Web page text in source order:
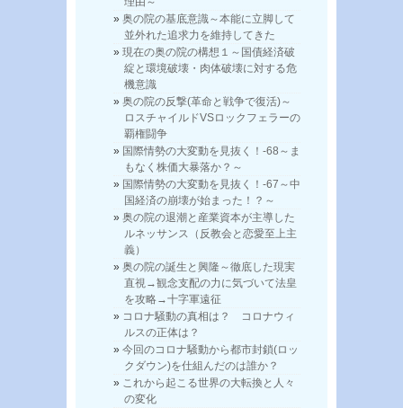
奥の院の基底意識～本能に立脚して
並外れた追求力を維持してきた
現在の奥の院の構想１～国債経済破
綻と環境破壊・肉体破壊に対する危
機意識
奥の院の反撃(革命と戦争で復活)～
ロスチャイルドVSロックフェラーの
覇権闘争
国際情勢の大変動を見抜く！-68～ま
もなく株価大暴落か？～
国際情勢の大変動を見抜く！-67～中
国経済の崩壊が始まった！？～
奥の院の退潮と産業資本が主導した
ルネッサンス（反教会と恋愛至上主
義）
奥の院の誕生と興隆～徹底した現実
直視→観念支配の力に気づいて法皇
を攻略→十字軍遠征
コロナ騒動の真相は？ コロナウィ
ルスの正体は？
今回のコロナ騒動から都市封鎖(ロッ
クダウン)を仕組んだのは誰か？
これから起こる世界の大転換と人々
の変化